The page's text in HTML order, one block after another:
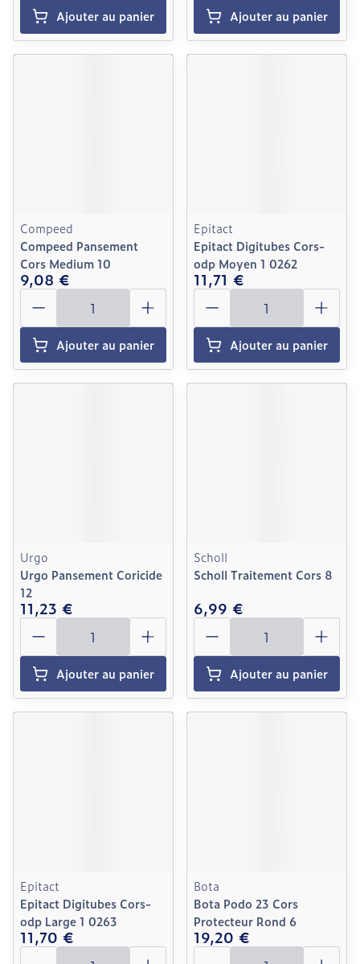
Ajouter au panier Ajouter au panier
Compeed
Compeed Pansement
Cors Medium 10
9,08 €
Quantité
Ajouter au panier
Epitact
Epitact Digitubes Cors-
odp Moyen 1 0262
11,71 €
Quantité
Ajouter au panier
Urgo
Urgo Pansement Coricide
12
11,23 €
Quantité
Ajouter au panier
Scholl
Scholl Traitement Cors 8
6,99 €
Quantité
Ajouter au panier
Epitact
Epitact Digitubes Cors-
odp Large 1 0263
11,70 €
Quantité
Bota
Bota Podo 23 Cors
Protecteur Rond 6
19,20 €
Quantité